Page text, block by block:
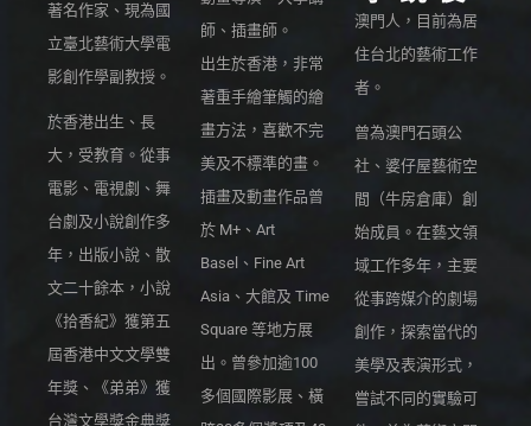
著名作家、現為國
立臺北藝術大學電
影創作學副教授。
於香港出生、長
大，受教育。從事
電影、電視劇、舞
台劇及小說創作多
年，出版小說、散
文二十餘本，小說
《拾香紀》獲第五
屆香港中文文學雙
年獎、《弟弟》獲
台灣文學獎金典獎
師、插畫師。
出生於香港，非常
著重手繪筆觸的繪
畫方法，喜歡不完
美及不標準的畫。
插畫及動畫作品曾
於 M+、Art
Basel、Fine Art
Asia、大館及 Time
Square 等地方展
出。曾參加逾100
多個國際影展、橫
澳門人，目前為居
住台北的藝術工作
者。
曾為澳門石頭公
社、婆仔屋藝術空
間（牛房倉庫）創
始成員。在藝文領
域工作多年，主要
從事跨媒介的劇場
創作，探索當代的
美學及表演形式，
嘗試不同的實驗可